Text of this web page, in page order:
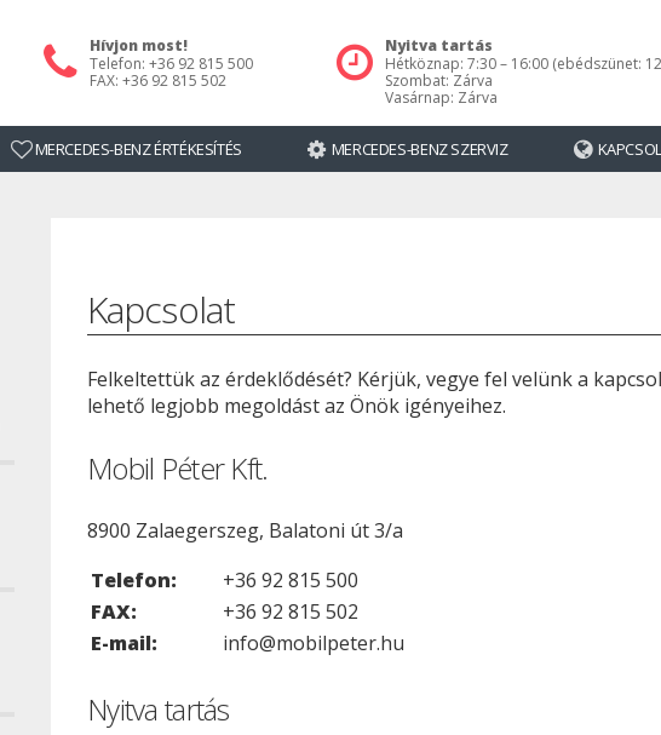
Hívjon most!
Telefon: +36 92 815 500
FAX: +36 92 815 502
Nyitva tartás
Hétköznap: 7:30 – 16:00 (ebédszünet:
Szombat: Zárva
Vasárnap: Zárva
MERCEDES-BENZ ÉRTÉKESÍTÉS MERCEDES-BENZ SZERVIZ
Kapcsolat
Felkeltettük az érdeklődését? Kérjük, vegye fel velünk a
lehető legjobb megoldást az Önök igényeihez.
Mobil Péter Kft.
8900 Zalaegerszeg, Balatoni út 3/a
Telefon:
+36 92 815 500
FAX:
+36 92 815 502
E-mail:
info@mobilpeter.hu
Nyitva tartás